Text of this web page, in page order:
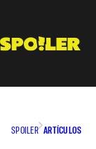
contenido
SPOILER ARTÍCULOS